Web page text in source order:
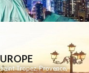
Saint Tropez,Provence,